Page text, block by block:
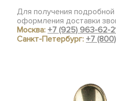
Для получения
оформления доставки
Москва:+7 (925) 963-62-
Санкт-Петербург:+7